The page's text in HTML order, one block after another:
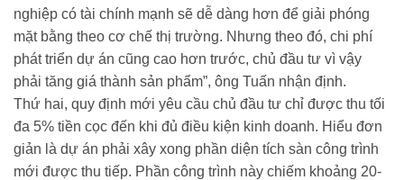
nghiệp có tài chính mạnh sẽ dễ dàng hơn để giải phóng
mặt bằng theo cơ chế thị trường. Nhưng theo đó, chi phí
phát triển dự án cũng cao hơn trước, chủ đầu tư vì vậy
phải tăng giá thành sản phẩm”, ông Tuấn nhận định.
Thứ hai, quy định mới yêu cầu chủ đầu tư chỉ được thu tối
đa 5% tiền cọc đến khi đủ điều kiện kinh doanh. Hiểu đơn
giản là dự án phải xây xong phần diện tích sàn công trình
mới được thu tiếp. Phần công trình này chiếm khoảng 20-